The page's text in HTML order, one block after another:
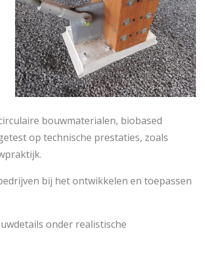
bouwmaterialen, biobased
op technische prestaties, zoals
bij het ontwikkelen en toepassen
onder realistische